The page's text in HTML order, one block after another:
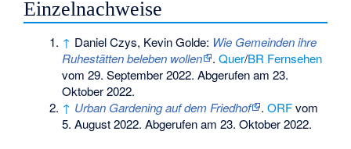
Einzelnachweise
↑ Daniel Czys, Kevin Golde: Wie Gemeinden ihre
Ruhestätten beleben wollen
.Quer/BR Fernsehen
vom 29. September 2022. Abgerufen am 23.
Oktober 2022.
↑ Urban Gardening auf dem Friedhof .ORFvom
5. August 2022. Abgerufen am 23. Oktober 2022.